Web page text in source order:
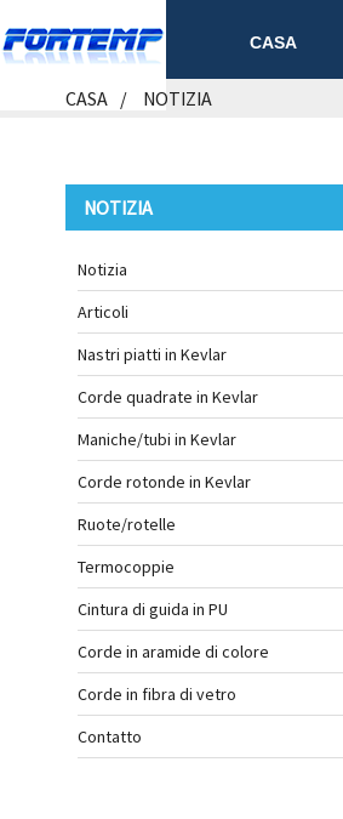
CASA
CASA NOTIZIA
NOTIZIA
Notizia
Articoli
Nastri piatti in Kevlar
Corde quadrate in Kevlar
Maniche/tubi in Kevlar
Corde rotonde in Kevlar
Ruote/rotelle
Termocoppie
Cintura di guida in PU
Corde in aramide di colore
Corde in fibra di vetro
Contatto